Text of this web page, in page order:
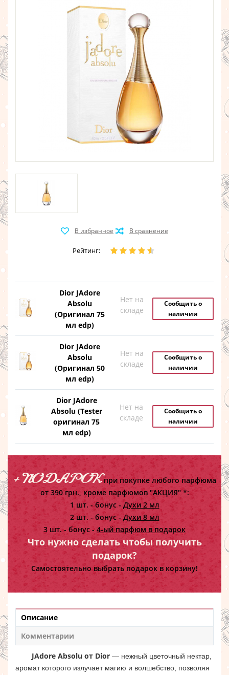
Рейтинг:
Dior JAdore
Absolu
(Оригинал 75
мл edp)
Нет на
складе
Сообщить о
наличии
Dior JAdore
Absolu
(Оригинал 50
мл edp)
Нет на
складе
Сообщить о
наличии
Dior JAdore
Absolu (Tester
оригинал 75
мл edp)
Нет на
складе
Сообщить о
наличии
+ ПОДАРОКпри покупке любого парфюма
от 390 грн., кроме парфюмов "АКЦИЯ" *:
1 шт. - бонус - Духи 2 мл
2 шт. - бонус -Духи 8 мл
3 шт. - бонус - 4-ый парфюм в подарок
Что нужно сделать чтобы получить
подарок?
Самостоятельно выбрать подарок в корзину!
Описание
Комментарии
JAdore Absolu от Dior — нежный цветочный нектар,
аромат которого излучает магию и волшебство, позволяя